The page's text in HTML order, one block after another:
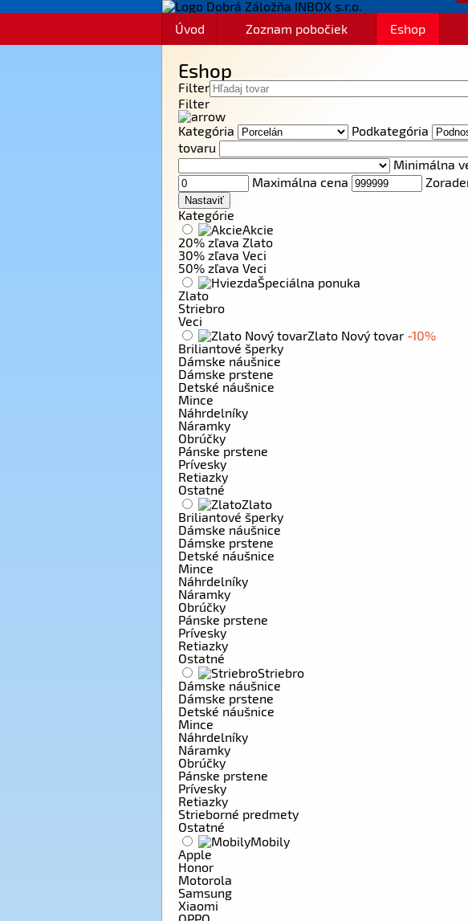
Úvod Zoznam pobočiek Eshop
Eshop
Filter
Filter
Kategória
Podkategória
tovaru
Minimálna
Maximálna cena
Kategórie
Akcie
20% zľava Zlato
30% zľava Veci
50% zľava Veci
Špeciálna ponuka
Zlato
Striebro
Veci
Zlato Nový tovar -10%
Briliantové šperky
Dámske náušnice
Dámske prstene
Detské náušnice
Mince
Náhrdelníky
Náramky
Obrúčky
Pánske prstene
Prívesky
Retiazky
Ostatné
Zlato
Briliantové šperky
Dámske náušnice
Dámske prstene
Detské náušnice
Mince
Náhrdelníky
Náramky
Obrúčky
Pánske prstene
Prívesky
Retiazky
Ostatné
Striebro
Dámske náušnice
Dámske prstene
Detské náušnice
Mince
Náhrdelníky
Náramky
Obrúčky
Pánske prstene
Prívesky
Retiazky
Strieborné predmety
Ostatné
Mobily
Apple
Honor
Motorola
Samsung
Xiaomi